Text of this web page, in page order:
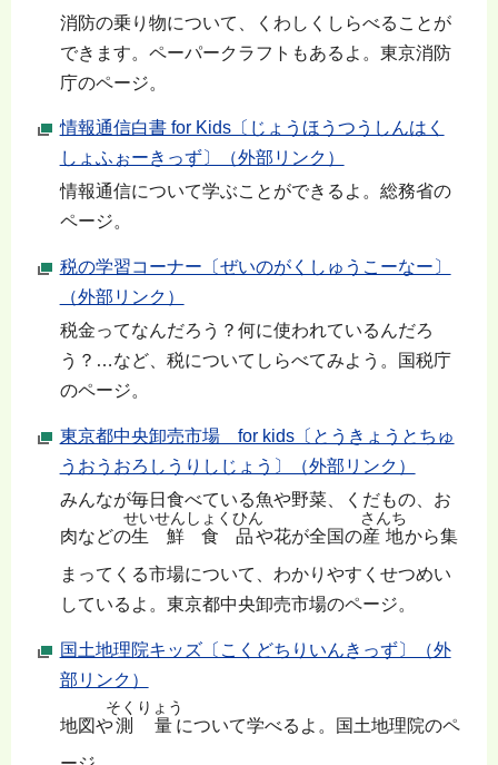
消防の乗り物について、くわしくしらべることが
できます。ペーパークラフトもあるよ。東京消防
庁のページ。
情報通信白書 for Kids〔じょうほうつうしんはく
しょふぉーきっず〕（外部リンク）
情報通信について学ぶことができるよ。総務省の
ページ。
税の学習コーナー〔ぜいのがくしゅうこーなー〕
（外部リンク）
税金ってなんだろう？何に使われているんだろ
う？…など、税についてしらべてみよう。国税庁
のページ。
東京都中央卸売市場 for kids〔とうきょうとちゅ
うおうおろしうりしじょう〕（外部リンク）
みんなが毎日食べている魚や野菜、くだもの、お
肉などの生鮮食品
せいせんしょくひん
や花が全国の産地
さんち
から集
まってくる市場について、わかりやすくせつめい
しているよ。東京都中央卸売市場のページ。
国土地理院キッズ〔こくどちりいんきっず〕（外
部リンク）
地図や測量
そくりょう
について学べるよ。国土地理院のペ